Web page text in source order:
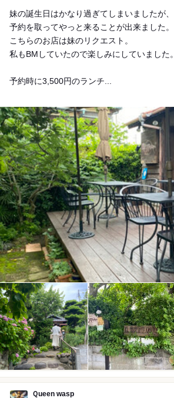
妹の誕生日はかなり過ぎてしまいましたが、
予約を取ってやっと来ることが出来ました。
こちらのお店は妹のリクエスト。
私もBMしていたので楽しみにしていました。
予約時に3,500円のランチ...
Ｑueen wasp